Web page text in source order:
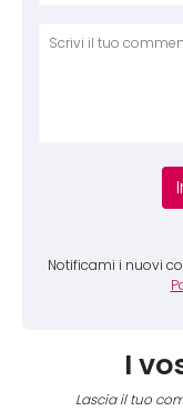
Notificami i nuovi
I
Lascia il tuo